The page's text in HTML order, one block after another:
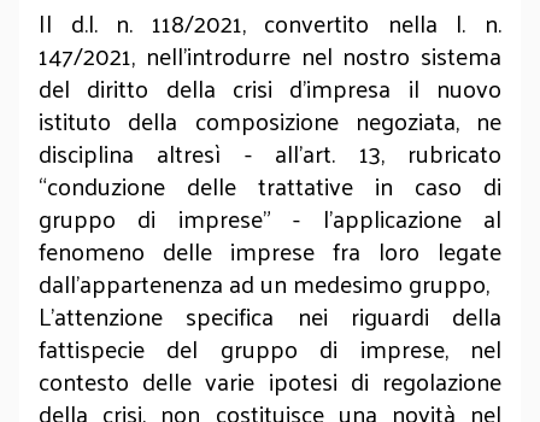
Il d.l. n. 118/2021, convertito nella l. n.
147/2021, nell’introdurre nel nostro sistema
del diritto della crisi d’impresa il nuovo
istituto della composizione negoziata, ne
disciplina altresì - all’art. 13, rubricato
“conduzione delle trattative in caso di
gruppo di imprese” - l’applicazione al
fenomeno delle imprese fra loro legate
dall’appartenenza ad un medesimo gruppo,
L’attenzione specifica nei riguardi della
fattispecie del gruppo di imprese, nel
contesto delle varie ipotesi di regolazione